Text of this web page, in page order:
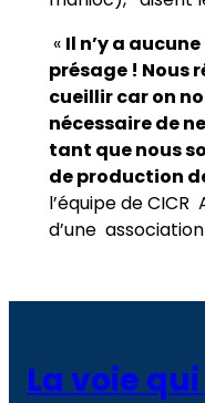
« Il n’y a
présage ! Nous
cueillir car on
nécessaire de
tant que nous
de production
l’équipe de
d’une
La voie